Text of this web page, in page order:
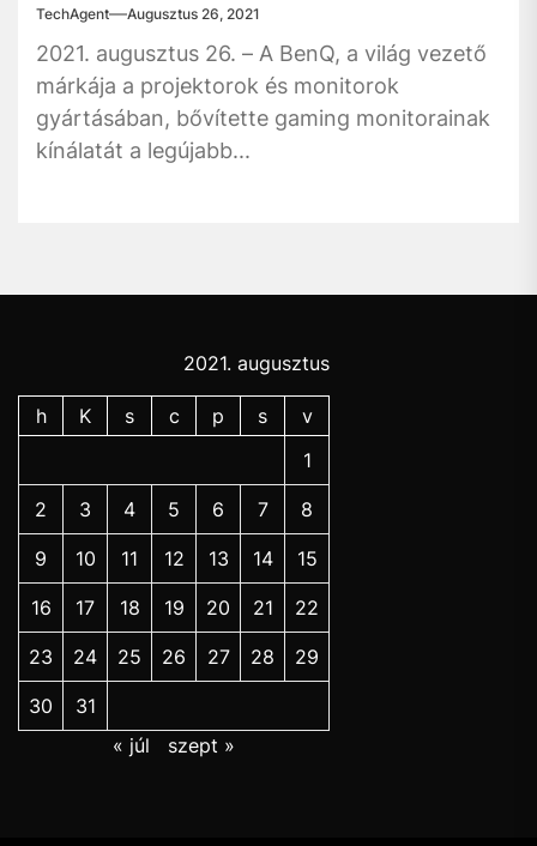
TechAgent Augusztus 26, 2021
2021. augusztus 26. – A BenQ, a világ vezető
márkája a projektorok és monitorok
gyártásában, bővítette gaming monitorainak
kínálatát a legújabb...
2021. augusztus
h K s c p s
v
1
2 3 4 5 6 7 8
9 10 11 12 13 14 15
16 17 18 19 20 21 22
23 24 25 26 27 28 29
30
31
« júl
szept »